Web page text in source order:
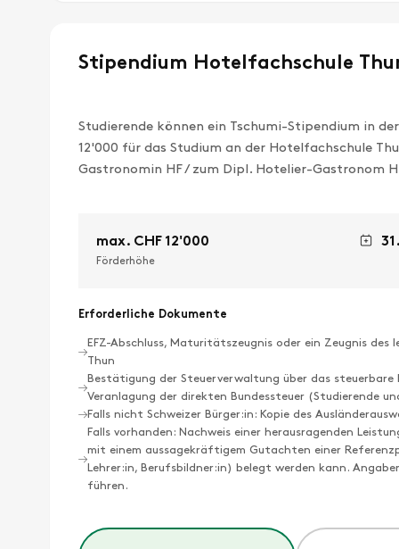
Stipendium Hotelfachschule
Studierende können ein Tschumi-Stipendium in
12'000 für das Studium an der Hotelfachschule
Gastronomin HF / zum Dipl. Hotelier-Gastronom
max. CHF 12'000
Förderhöhe
Erforderliche Dokumente
EFZ-Abschluss, Maturitätszeugnis oder ein Zeugnis des
Thun
Bestätigung der Steuerverwaltung über das steuerbare
Veranlagung der direkten Bundessteuer (Studierende
Falls nicht Schweizer Bürger:in: Kopie des
Falls vorhanden: Nachweis einer herausragenden
mit einem aussagekräftigem Gutachten einer
Lehrer:in, Berufsbildner:in) belegt werden kann.
führen.